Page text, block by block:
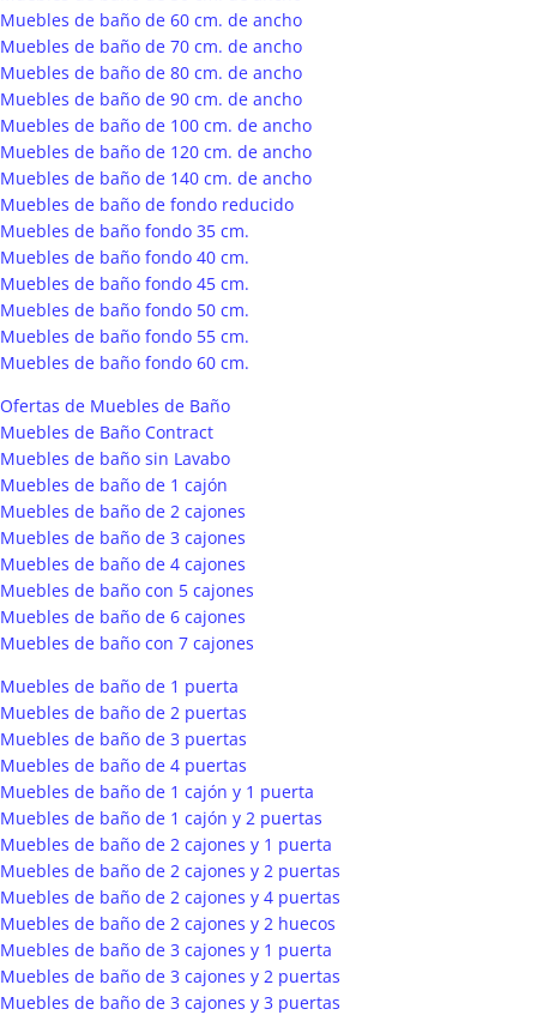
Muebles de baño de 60 cm. de ancho
Muebles de baño de 70 cm. de ancho
Muebles de baño de 80 cm. de ancho
Muebles de baño de 90 cm. de ancho
Muebles de baño de 100 cm. de ancho
Muebles de baño de 120 cm. de ancho
Muebles de baño de 140 cm. de ancho
Muebles de baño de fondo reducido
Muebles de baño fondo 35 cm.
Muebles de baño fondo 40 cm.
Muebles de baño fondo 45 cm.
Muebles de baño fondo 50 cm.
Muebles de baño fondo 55 cm.
Muebles de baño fondo 60 cm.
Ofertas de Muebles de Baño
Muebles de Baño Contract
Muebles de baño sin Lavabo
Muebles de baño de 1 cajón
Muebles de baño de 2 cajones
Muebles de baño de 3 cajones
Muebles de baño de 4 cajones
Muebles de baño con 5 cajones
Muebles de baño de 6 cajones
Muebles de baño con 7 cajones
Muebles de baño de 1 puerta
Muebles de baño de 2 puertas
Muebles de baño de 3 puertas
Muebles de baño de 4 puertas
Muebles de baño de 1 cajón y 1 puerta
Muebles de baño de 1 cajón y 2 puertas
Muebles de baño de 2 cajones y 1 puerta
Muebles de baño de 2 cajones y 2 puertas
Muebles de baño de 2 cajones y 4 puertas
Muebles de baño de 2 cajones y 2 huecos
Muebles de baño de 3 cajones y 1 puerta
Muebles de baño de 3 cajones y 2 puertas
Muebles de baño de 3 cajones y 3 puertas